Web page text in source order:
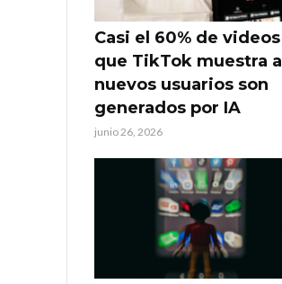
Casi el 60% de videos
que TikTok muestra a
nuevos usuarios son
generados por IA
junio 26, 2026